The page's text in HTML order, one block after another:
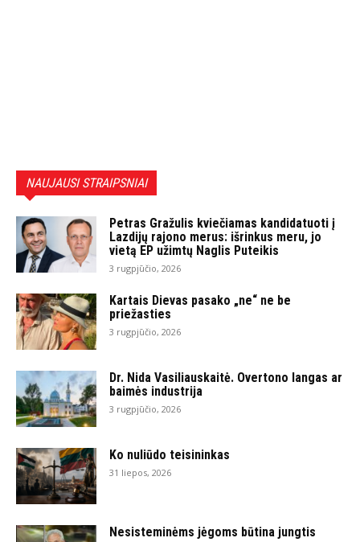
NAUJAUSI STRAIPSNIAI
Petras Gražulis kviečiamas kandidatuoti į
Lazdijų rajono merus: išrinkus meru, jo
vietą EP užimtų Naglis Puteikis
3 rugpjūčio, 2026
Kartais Dievas pasako „ne“ ne be
priežasties
3 rugpjūčio, 2026
Dr. Nida Vasiliauskaitė. Overtono langas ar
baimės industrija
3 rugpjūčio, 2026
Ko nuliūdo teisininkas
31 liepos, 2026
Nesisteminėms jėgoms būtina jungtis